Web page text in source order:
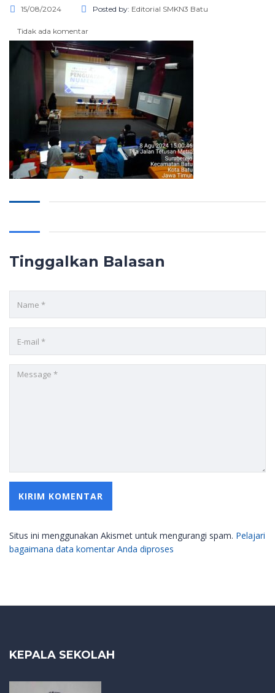
15/08/2024 Posted by: Editorial SMKN3 Batu
Tidak ada komentar
Tinggalkan Balasan
Situs ini menggunakan Akismet untuk mengurangi spam. Pelajari
bagaimana data komentar Anda diproses
KEPALA SEKOLAH